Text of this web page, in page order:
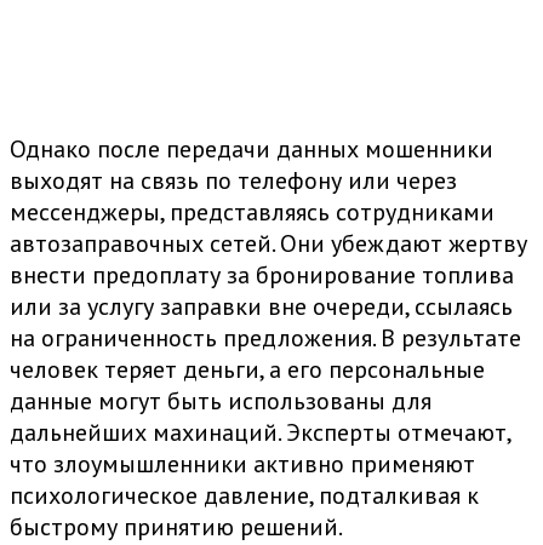
Однако после передачи данных мошенники
выходят на связь по телефону или через
мессенджеры, представляясь сотрудниками
автозаправочных сетей. Они убеждают жертву
внести предоплату за бронирование топлива
или за услугу заправки вне очереди, ссылаясь
на ограниченность предложения. В результате
человек теряет деньги, а его персональные
данные могут быть использованы для
дальнейших махинаций. Эксперты отмечают,
что злоумышленники активно применяют
психологическое давление, подталкивая к
быстрому принятию решений.